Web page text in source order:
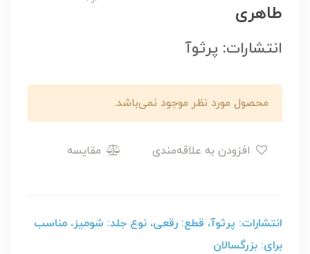
طاهری
انتشارات: پرثوآ
محصول مورد نظر موجود نمی‌باشد.
مقایسه
انتشارات: پرثوآ، قطع: رقعی، نوع جلد: شومیز، مناسب
برای: بزرگسالان